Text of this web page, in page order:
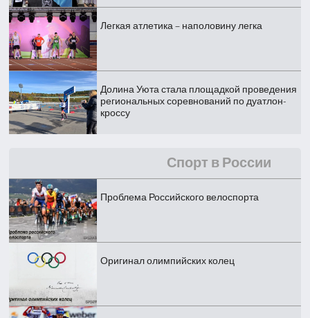
Легкая атлетика – наполовину легка
Долина Уюта стала площадкой проведения
региональных соревнований по дуатлон-
кроссу
Спорт в России
Проблема Российского велоспорта
Оригинал олимпийских колец